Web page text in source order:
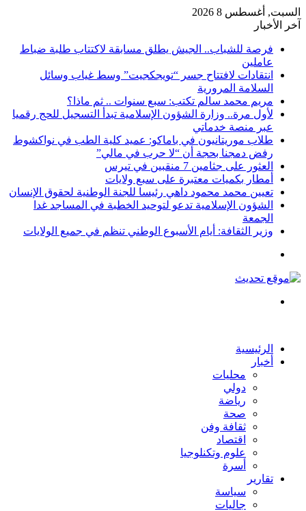
السبت, أغسطس 8 2026
آخر الأخبار
فرصة للشباب.. الجيش يطلق مسابقة لاكتتاب طلبة ضباط
عاملين
انتقادات لافتتاح جسر “تويجكجيت” وسط غياب وسائل
السلامة المرورية
مريم محمد سالم تكتب: سبع سنوات .. ثم ماذا؟
لأول مرة.. وزارة الشؤون الإسلامية تبدأ التسجيل للحج رقميا
عبر منصة خدماتي
طلاب موريتانيون في باماكو: عميد كلية الطب في نواكشوط
رفض دمجنا بحجة أن “لا حرب في مالي”
العثور على جثامين 7 منقبين في تيرس
أمطار بكميات معتبرة على سبع ولايات
تعيين محمد محمود داهي رئيسا للجنة الوطنية لحقوق الإنسان
الشؤون الإسلامية تدعو لتوحيد الخطبة في المساجد غدا
الجمعة
وزير الثقافة: أيام الأسبوع الوطني تنظم في جميع الولايات
الرئيسية
أخبار
محليات
دولي
رياضة
صحة
ثقافة وفن
اقتصاد
علوم وتكنلوجيا
أسرة
تقارير
سياسة
جاليات